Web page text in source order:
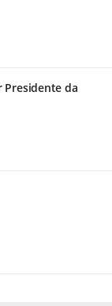
Presidente da